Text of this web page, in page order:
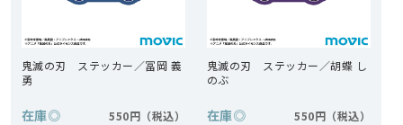
鬼滅の刃 ステッカー／冨岡 義
勇
在庫◎ 550円
鬼滅の刃 ステッカー／胡蝶 し
のぶ
在庫◎ 550円